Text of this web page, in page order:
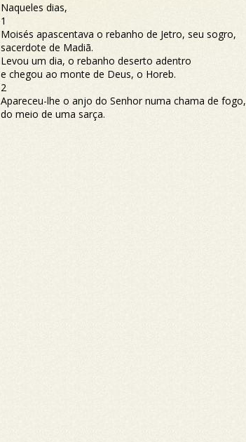
Naqueles dias,
1
Moisés apascentava o rebanho de Jetro, seu sogro,
sacerdote de Madiã.
Levou um dia, o rebanho deserto adentro
e chegou ao monte de Deus, o Horeb.
2
Apareceu-lhe o anjo do Senhor numa chama de fogo,
do meio de uma sarça.